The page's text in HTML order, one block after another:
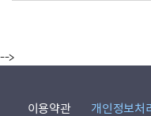
-->
이용약관 개인정보처